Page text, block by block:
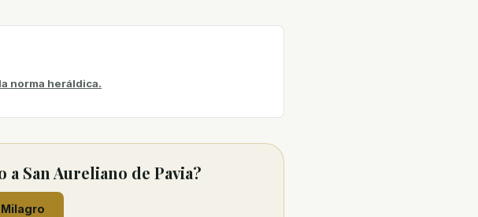
norma heráldica.
San Aureliano de Pavia?